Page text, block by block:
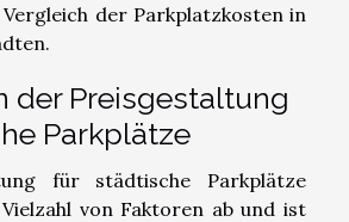
der Parkplatzkosten in
der Preisgestaltung
Parkplätze
für städtische Parkplätze
von Faktoren ab und ist